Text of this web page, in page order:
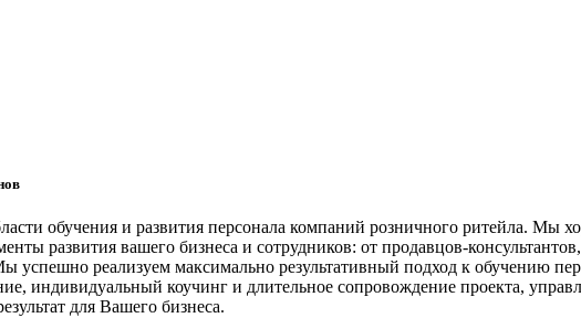
обучения и развития персонала компаний розничного ритейла. Мы
развития вашего бизнеса и сотрудников: от продавцов-
реализуем максимально результативный подход к обучению
индивидуальный коучинг и длительное сопровождение проекта,
для Вашего бизнеса.